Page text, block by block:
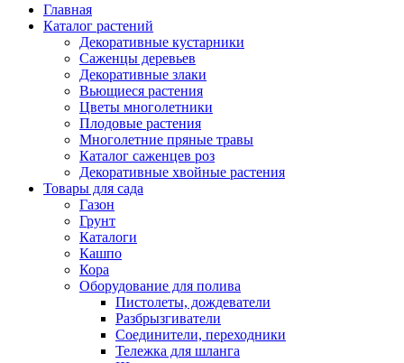
Главная
Каталог растений
Декоративные кустарники
Саженцы деревьев
Декоративные злаки
Вьющиеся растения
Цветы многолетники
Плодовые растения
Многолетние пряные травы
Каталог саженцев роз
Декоративные хвойные растения
Товары для сада
Газон
Грунт
Каталоги
Кашпо
Кора
Оборудование для полива
Пистолеты, дождеватели
Разбрызгиватели
Соединители, переходники
Тележка для шланга